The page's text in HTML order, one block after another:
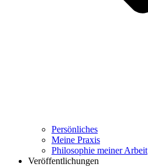
Persönliches
Meine Praxis
Philosophie meiner Arbeit
Veröffentlichungen